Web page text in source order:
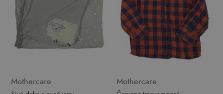
Mothercare Mothercare